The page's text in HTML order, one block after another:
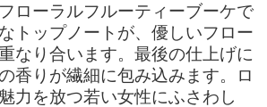
ローラルフルーティーブーケで
トップノートが、優しいフロー
なり合います。最後の仕上げに
香りが繊細に包み込みます。ロ
力を放つ若い女性にふさわし